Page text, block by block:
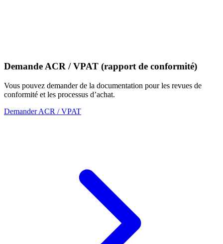
Demande ACR / VPAT (rapport de conformité)
Vous pouvez demander de la documentation pour les revues de
conformité et les processus d’achat.
Demander ACR / VPAT